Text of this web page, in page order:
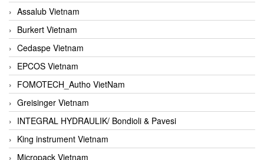
Assalub Vietnam
Burkert Vietnam
Cedaspe Vietnam
EPCOS Vietnam
FOMOTECH_Autho VietNam
Greisinger Vietnam
INTEGRAL HYDRAULIK/ Bondioli & Pavesi
King instrument Vietnam
Micropack Vietnam